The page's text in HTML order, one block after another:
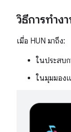
วิธีการทำง
เมื่อ HUN มาถึง:
ในประสบ
ในมุมมอง